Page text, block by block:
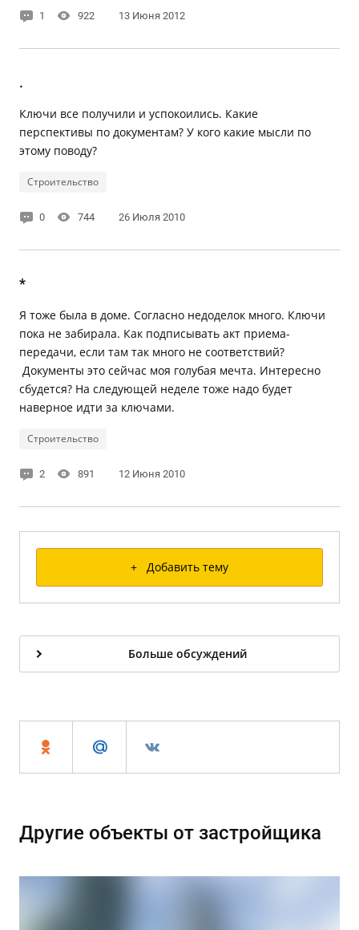
1 922 13 Июня 2012
.
Ключи все получили и успокоились. Какие
перспективы по документам? У кого какие мысли по
этому поводу?
Строительство
0 744 26 Июля 2010
*
Я тоже была в доме. Согласно недоделок много. Ключи
пока не забирала. Как подписывать акт приема-
передачи, если там так много не соответствий?
Документы это сейчас моя голубая мечта. Интересно
сбудется? На следующей неделе тоже надо будет
наверное идти за ключами.
Строительство
2 891 12 Июня 2010
+ Добавить тему
Больше обсуждений
Другие объекты от застройщика